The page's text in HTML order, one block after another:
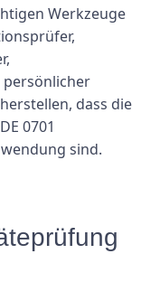
Werkzeuge
dass die
0701
sind.